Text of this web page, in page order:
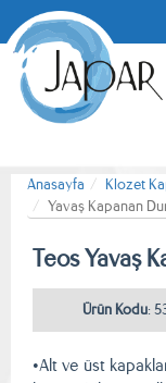
Anasayfa
Klozet
Yavaş Kapanan
Teos Yavaş
Ürün Kodu:
•Alt ve üst